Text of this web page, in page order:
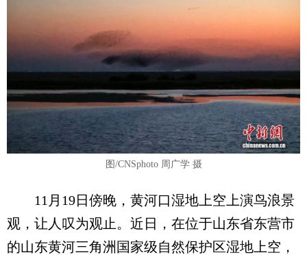
图/CNSphoto 周广学 摄
11月19日傍晚，黄河口湿地上空上演鸟浪景
观，让人叹为观止。近日，在位于山东省东营市
的山东黄河三角洲国家级自然保护区湿地上空，